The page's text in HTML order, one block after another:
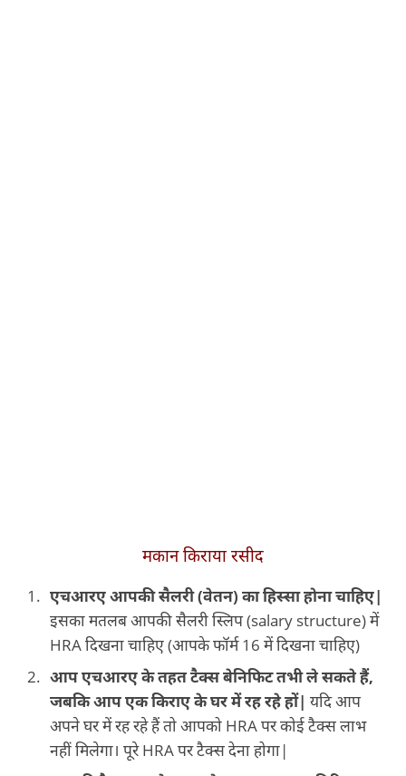
मकान किराया रसीद
एचआरए आपकी सैलरी (वेतन) का हिस्सा होना चाहिए|
इसका मतलब आपकी सैलरी स्लिप (salary structure) में
HRA दिखना चाहिए (आपके फॉर्म 16 में दिखना चाहिए)
आप एचआरए के तहत टैक्स बेनिफिट तभी ले सकते हैं,
जबकि आप एक किराए के घर में रह रहे हों| यदि आप
अपने घर में रह रहे हैं तो आपको HRA पर कोई टैक्स लाभ
नहीं मिलेगा। पूरे HRA पर टैक्स देना होगा|